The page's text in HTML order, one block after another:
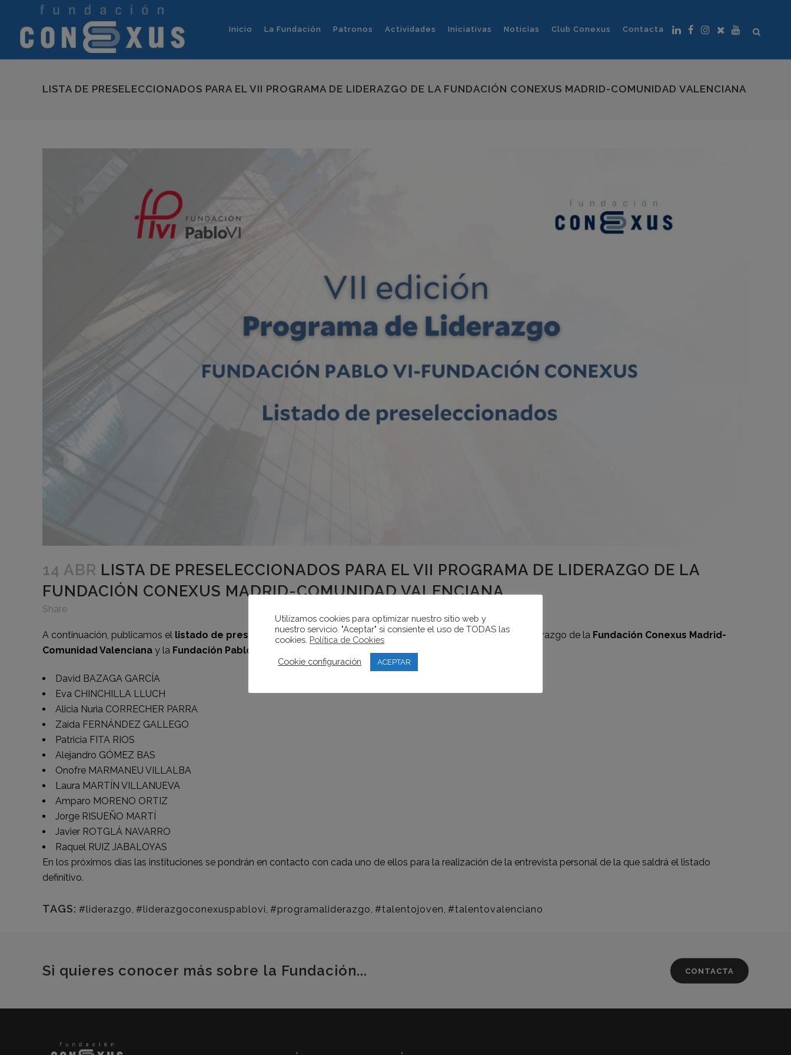
Inicio La Fundación Patronos Actividades Iniciativas Noticias Club Conexus Contacta
LISTA DE PRESELECCIONADOS PARA EL VII PROGRAMA DE LIDERAZGO DE LA FUNDACIÓN CONEXUS MADRID-COMUNIDAD VALENCIANA
14 ABR LISTA DE PRESELECCIONADOS PARA EL VII PROGRAMA DE LIDERAZGO DE LA
FUNDACIÓN CONEXUS MADRID-COMUNIDAD VALENCIANA
Share
A continuación, publicamos el listado de preseleccionadospara participar en la VII edición del programa de liderazgo de la Fundación Conexus Madrid-
Comunidad Valenciana y la Fundación Pablo VI 15 al 26 de junio de 2026
David BAZAGA GARCÍA
Eva CHINCHILLA LLUCH
Alicia Nuria CORRECHER PARRA
Zaida FERNÁNDEZ GALLEGO
Patricia FITA RIOS
Alejandro GÓMEZ BAS
Onofre MARMANEU VILLALBA
Laura MARTÍN VILLANUEVA
Amparo MORENO ORTIZ
Jorge RISUEÑO MARTÍ
Javier ROTGLÁ NAVARRO
Raquel RUIZ JABALOYAS
En los próximos días las instituciones se pondrán en contacto con cada uno de ellos para la realización de la entrevista personal de la que saldrá el listado
definitivo.
TAGS: #liderazgo, #liderazgoconexuspablovi, #programaliderazgo, #talentojoven, #talentovalenciano
Si quieres conocer más sobre la Fundación... CONTACTA
Utilizamos cookies para optimizar nuestro sitio web y
nuestro servicio. "Aceptar" si consiente el uso de TODAS las
cookies. Política de Cookies
Cookie configuración ACEPTAR